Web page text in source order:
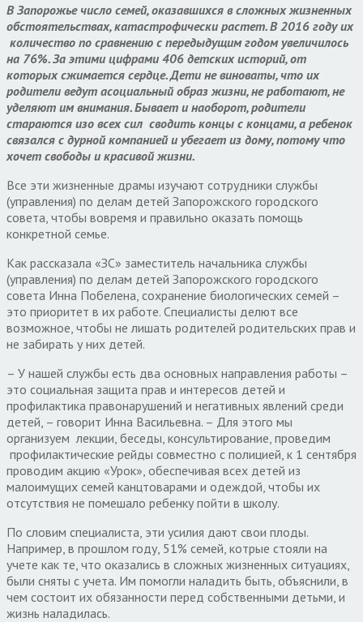
В Запорожье число семей, оказавшихся в сложных жизненных
обстоятельствах, катастрофически растет. В 2016 году их
количество по сравнению с передыдущим годом увеличилось
на 76%. За этими цифрами 406 детских историй, от
которых сжимается сердце. Дети не виноваты, что их
родители ведут асоциальный образ жизни, не работают, не
уделяют им внимания. Бывает и наоборот, родители
стараются изо всех сил сводить концы с концами, а ребенок
связался с дурной компанией и убегает из дому, потому что
хочет свободы и красивой жизни.
Все эти жизненные драмы изучают сотрудники службы
(управления) по делам детей Запорожского городского
совета, чтобы вовремя и правильно оказать помощь
конкретной семье.
Как рассказала «ЗС» заместитель начальника службы
(управления) по делам детей Запорожского городского
совета Инна Побелена, сохранение биологических семей –
это приоритет в их работе. Специалисты делют все
возможное, чтобы не лишать родителей родительских прав и
не забирать у них детей.
– У нашей службы есть два основных направления работы –
это социальная защита прав и интересов детей и
профилактика правонарушений и негативных явлений среди
детей, – говорит Инна Васильевна. – Для этого мы
организуем лекции, беседы, консультирование, проведим
профилактические рейды совместно с полицией, к 1 сентября
проводим акцию «Урок», обеспечивая всех детей из
малоимущих семей канцтоварами и одеждой, чтобы их
отсутствия не помешало ребенку пойти в школу.
По словим специалиста, эти усилия дают свои плоды.
Например, в прошлом году, 51% семей, котрые стояли на
учете как те, что оказались в сложных жизненных ситуациях,
были сняты с учета. Им помогли наладить быть, объяснили, в
чем состоит их обязанности перед собственными детьми, и
жизнь наладилась.